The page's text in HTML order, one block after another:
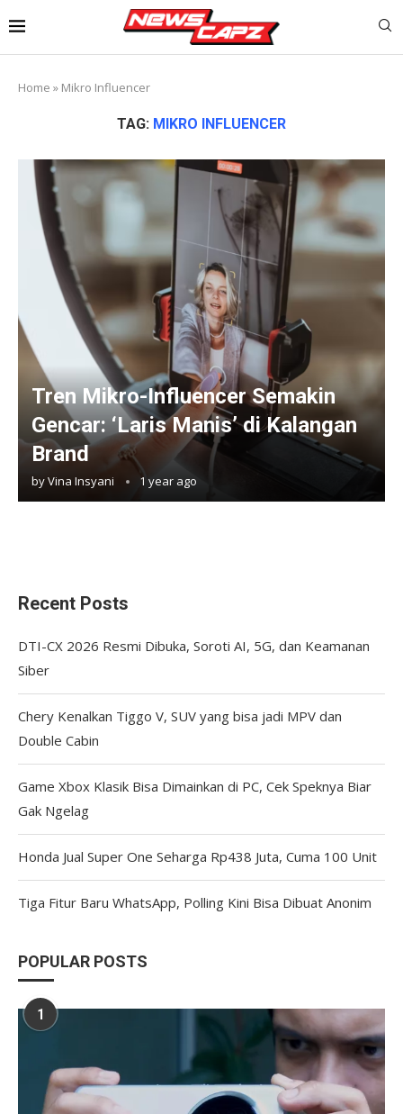
Home » Mikro Influencer
TAG: MIKRO INFLUENCER
Tren Mikro-Influencer Semakin
Gencar: ‘Laris Manis’ di Kalangan
Brand
byVina Insyani 1 year ago
Recent Posts
DTI-CX 2026 Resmi Dibuka, Soroti AI, 5G, dan Keamanan
Siber
Chery Kenalkan Tiggo V, SUV yang bisa jadi MPV dan
Double Cabin
Game Xbox Klasik Bisa Dimainkan di PC, Cek Speknya Biar
Gak Ngelag
Honda Jual Super One Seharga Rp438 Juta, Cuma 100 Unit
Tiga Fitur Baru WhatsApp, Polling Kini Bisa Dibuat Anonim
POPULAR POSTS
1